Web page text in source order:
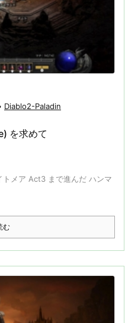
Diablo2-Paladin
を求めて
メア Act3 まで進んだ ハンマ
む